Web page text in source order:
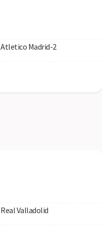
Atletico Madrid-2
Real Valladolid